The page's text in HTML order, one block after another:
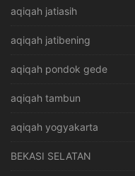
aqiqah jatiasih
aqiqah jatibening
aqiqah pondok gede
aqiqah tambun
aqiqah yogyakarta
BEKASI SELATAN